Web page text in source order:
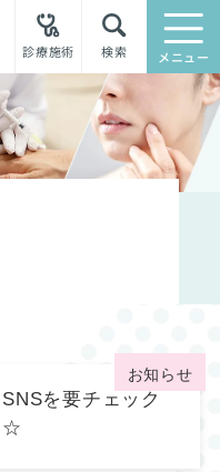
診療施術 検索 メニュー
お知らせ
SNSを要チェック
☆